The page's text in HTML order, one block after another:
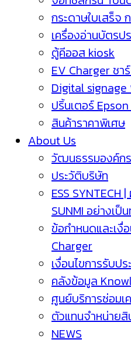
กระดาษใบเสร็จ
เครื่องอ่านบัตรป
ตู้คีออส kiosk
EV Charger ช
Digital signage
ปริ้นเตอร์
สินค้าราคาพิเศษ
About Us
วัฒนธรรมองค์กร
ประวัติบริษัท
ESS SYNTECH
SUNMI อย่างเป็
ข้อกำหนดและเงื่
Charger
เงื่อนไขการรับปร
คลังข้อมูล
ศูนย์บริการซ่อมเ
ตัวแทนจำหน่ายสิ
NEWS